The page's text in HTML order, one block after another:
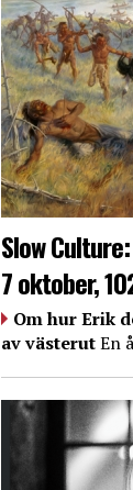
Slow
7 oktober,
Om hur Erik
av västerutEn